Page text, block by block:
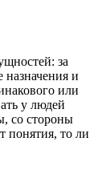
за
и
или
у людей
со стороны
понятия, то ли